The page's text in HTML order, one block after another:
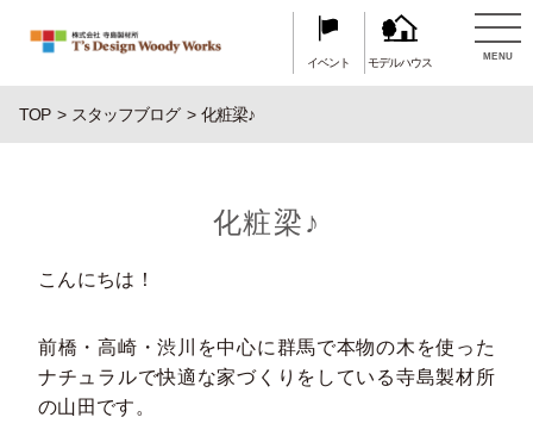
イベント モデルハウス MENU
TOP スタッフブログ 化粧梁♪
化粧梁♪
こんにちは！
前橋・高崎・渋川を中心に群馬で本物の木を使った
ナチュラルで快適な家づくりをしている寺島製材所
の山田です。